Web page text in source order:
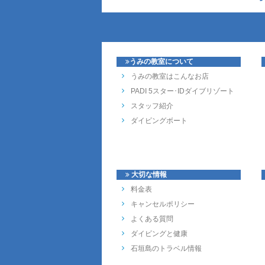
うみの教室について
うみの教室はこんなお店
PADI 5スター･IDダイブリゾート
スタッフ紹介
ダイビングボート
大切な情報
料金表
キャンセルポリシー
よくある質問
ダイビングと健康
石垣島のトラベル情報